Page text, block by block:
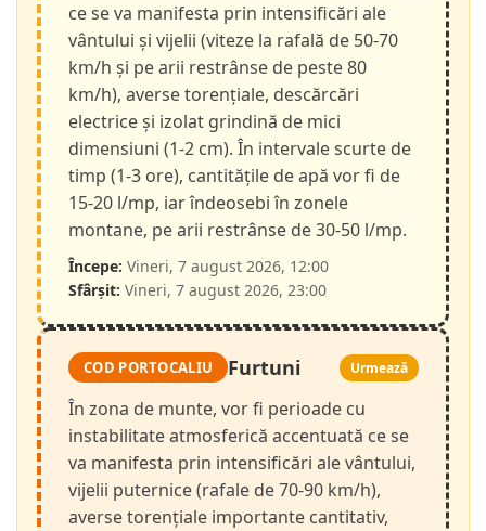
ce se va manifesta prin intensificări ale
vântului și vijelii (viteze la rafală de 50-70
km/h și pe arii restrânse de peste 80
km/h), averse torențiale, descărcări
electrice și izolat grindină de mici
dimensiuni (1-2 cm). În intervale scurte de
timp (1-3 ore), cantitățile de apă vor fi de
15-20 l/mp, iar îndeosebi în zonele
montane, pe arii restrânse de 30-50 l/mp.
Începe: Vineri, 7 august 2026, 12:00
Sfârșit: Vineri, 7 august 2026, 23:00
COD PORTOCALIU Furtuni Urmează
În zona de munte, vor fi perioade cu
instabilitate atmosferică accentuată ce se
va manifesta prin intensificări ale vântului,
vijelii puternice (rafale de 70-90 km/h),
averse torențiale importante cantitativ,